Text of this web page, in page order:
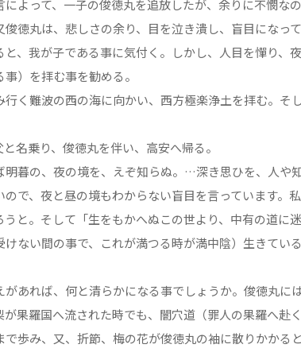
よって、一子の俊徳丸を追放したが、余りに不憫な
徳丸は、悲しさの余り、目を泣き潰し、盲目になっ
、我が子である事に気付く。しかし、人目を憚り、
）を拝む事を勧める。
く難波の西の海に向かい、西方極楽浄土を拝む。そ
名乗り、俊徳丸を伴い、高安へ帰る。
暮の、夜の境を、えぞ知らぬ。…深き思ひを、人や
で、夜と昼の境もわからない盲目を言っています。
と。そして「生をもかへぬこの世より、中有の道に
ない間の事で、これが満つる時が満中陰）生きてい
あれば、何と清らかになる事でしょうか。俊徳丸に
果羅国へ流された時でも、闇穴道（罪人の果羅へ赴
歩み、又、折節、梅の花が俊徳丸の袖に散りかかる